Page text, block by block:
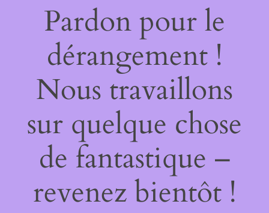
Pardon pour le
dérangement !
Nous travaillons
sur quelque chose
de fantastique –
revenez bientôt !